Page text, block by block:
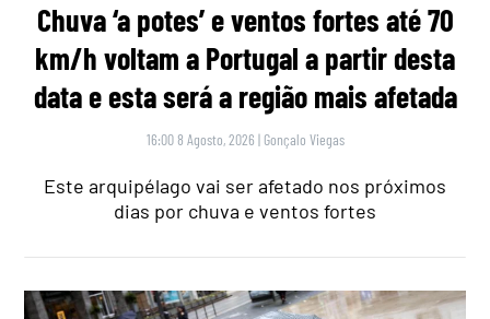
Chuva ‘a potes’ e ventos fortes até 70
km/h voltam a Portugal a partir desta
data e esta será a região mais afetada
16:00 8 Agosto, 2026 | Gonçalo Viegas
Este arquipélago vai ser afetado nos próximos
dias por chuva e ventos fortes